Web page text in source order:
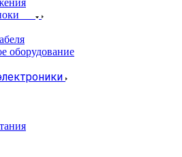
оборудование